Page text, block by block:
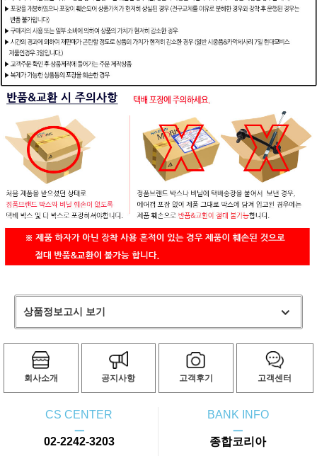
상품정보고시 보기
회사소개 공지사항 고객후기 고객센터
CS CENTER
ㅡ
02-2242-3203
BANK INFO
ㅡ
종합코리아